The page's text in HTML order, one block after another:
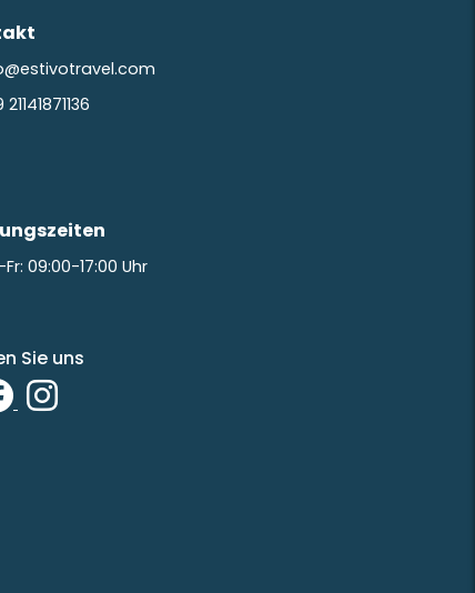
09:00-17:00 Uhr
Sie uns